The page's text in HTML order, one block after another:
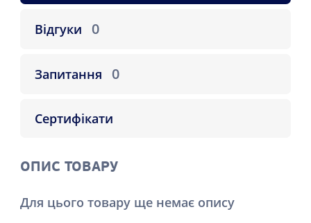
Відгуки 0
Запитання 0
Сертифікати
ОПИС ТОВАРУ
Для цього товару ще немає опису